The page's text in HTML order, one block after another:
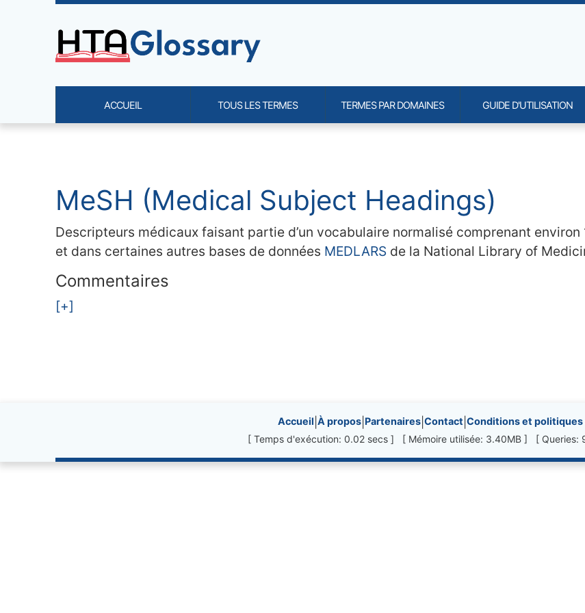
Navigation and related functionality and content
MeSH (Medical Subject Headings)
Descripteurs médicaux faisant partie d’un vocabulaire normalisé comprenant
et dans certaines autres bases de données MEDLARS de la National Library of
Commentaires
[+]
Site information, links, etc.
Accueil À propos Partenaires Contact Conditions et
[ Temps d'exécution: 0.02 secs ] [ Mémoire utilisée: 3.40MB ] [ Queries:
Site identity, navigation, etc.
ACCUEIL TOUS LES TERMES TERMES PAR DOMAINES GUIDE D'UTILISATION